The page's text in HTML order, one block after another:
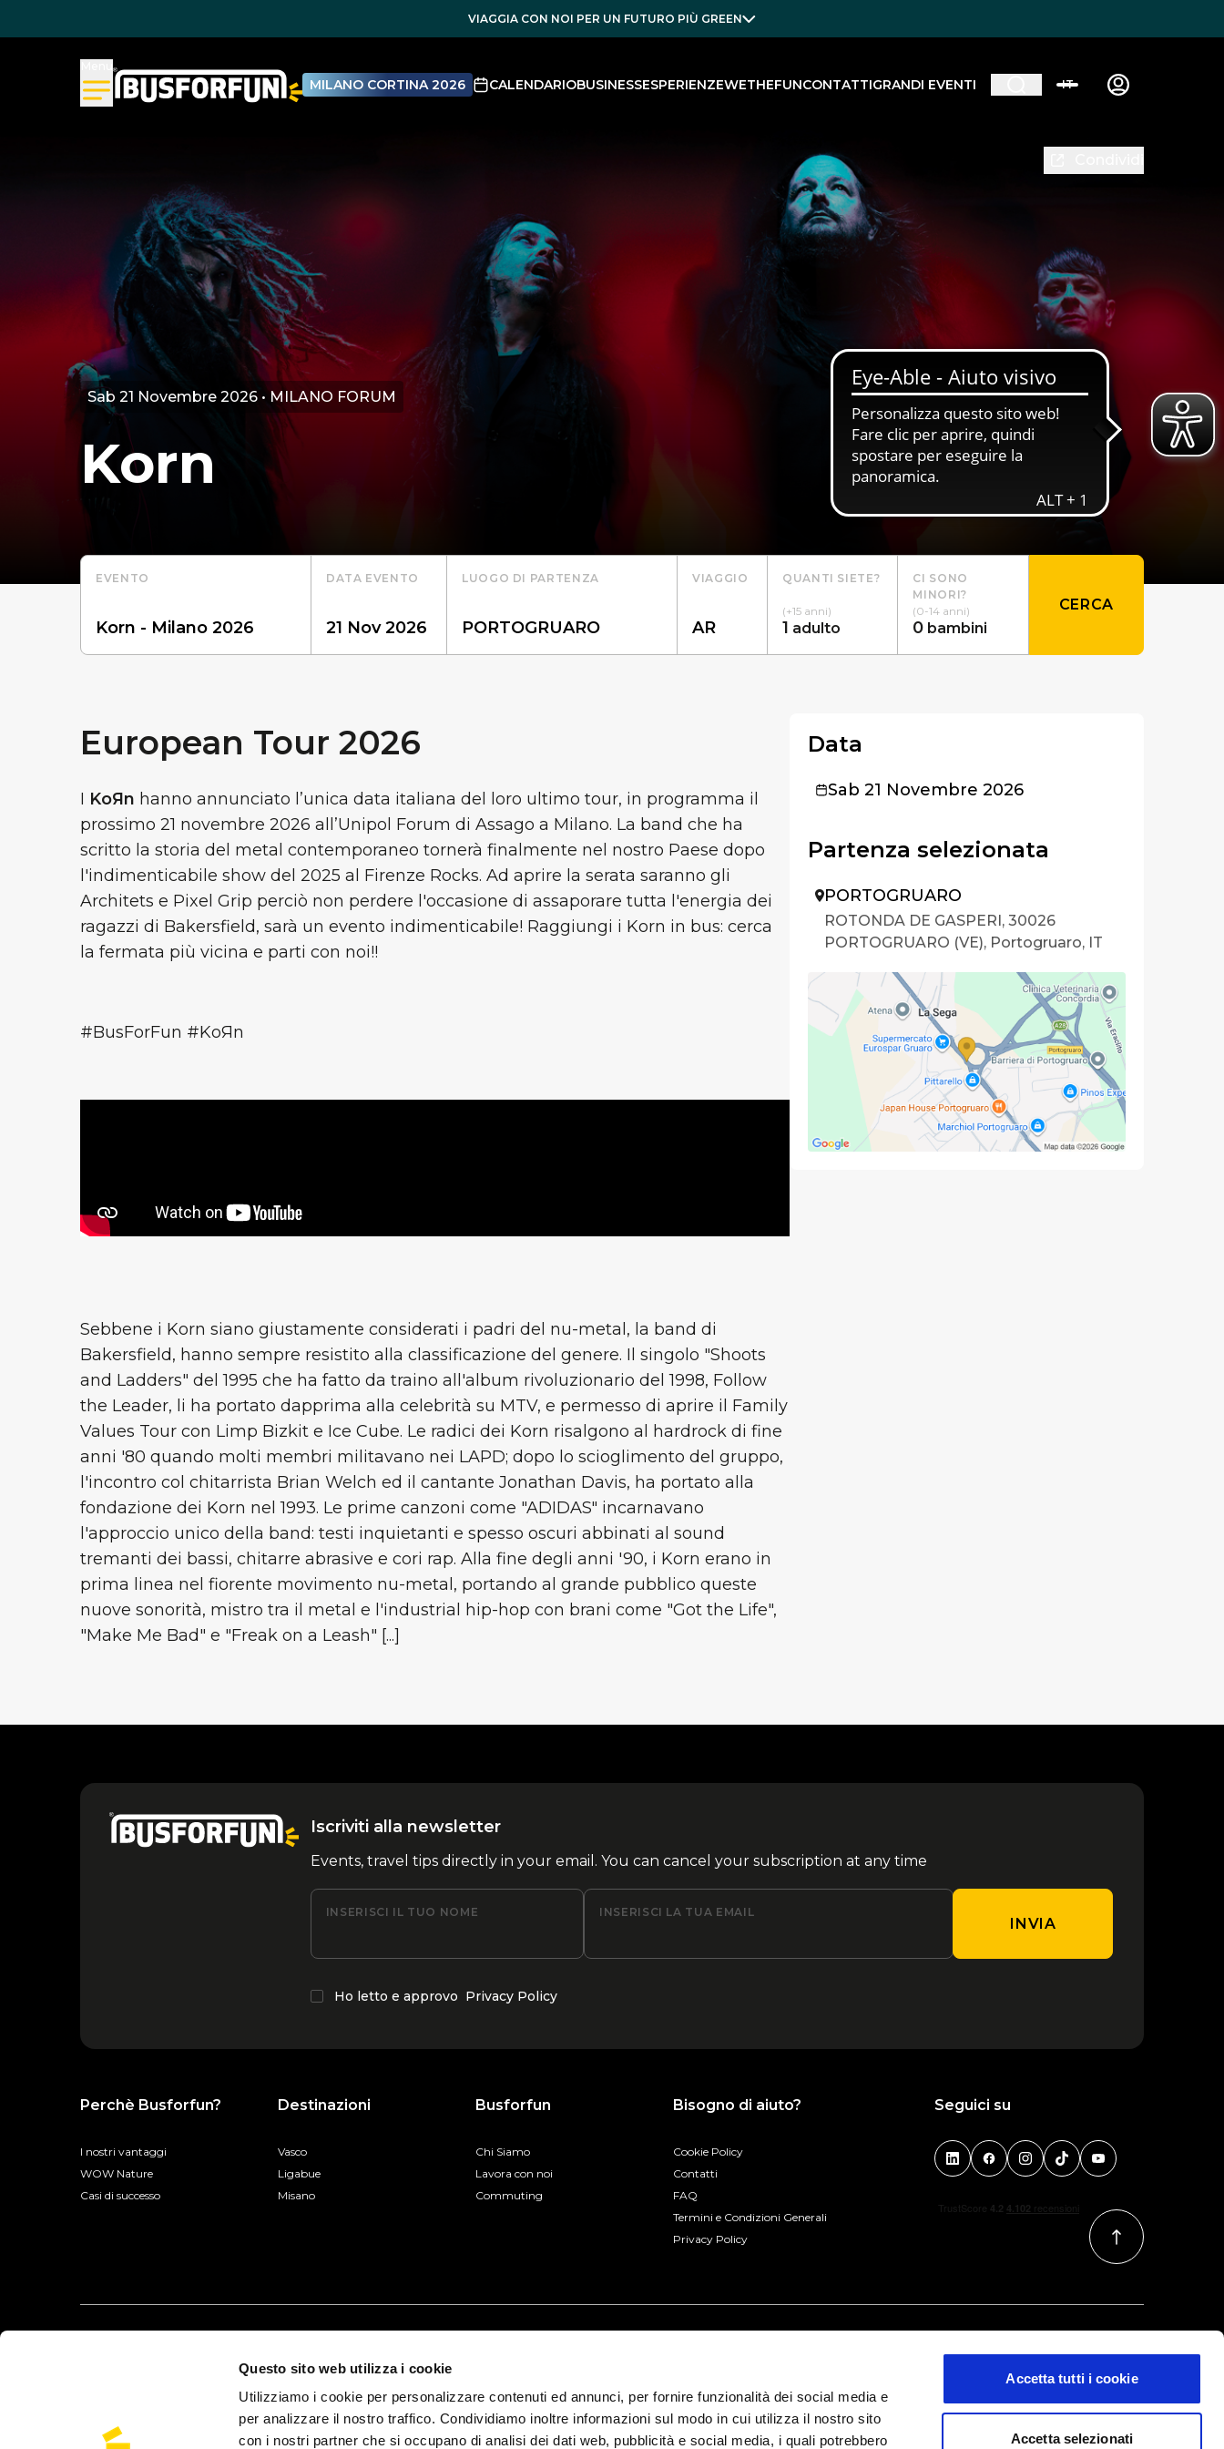
Questo sito web utilizza i cookie
Utilizziamo i cookie per personalizzare contenuti ed annunci, per fornire funzionalità dei social media e
per analizzare il nostro traffico. Condividiamo inoltre informazioni sul modo in cui utilizza il nostro sito
con i nostri partner che si occupano di analisi dei dati web, pubblicità e social media, i quali potrebbero
Accetta tutti i cookie
Accetta selezionati
VIAGGIA CON NOI PER UN FUTURO PIÙ GREEN
MILANO CORTINA 2026 CALENDARIOBUSINESSESPERIENZEWETHEFUNCONTATTIGRANDI EVENTI IT
Sab 21 Novembre 2026 • MILANO FORUM
Korn
EVENTO DATA EVENTO LUOGO DI PARTENZA VIAGGIO QUANTI SIETE?
(+15 anni)
1 adulto
CI SONO
MINORI?
(0-14 anni)
0 bambini
CERCA
European Tour 2026
I KoЯn hanno annunciato l’unica data italiana del loro ultimo tour, in programma il
prossimo 21 novembre 2026 all’Unipol Forum di Assago a Milano. La band che ha
scritto la storia del metal contemporaneo tornerà finalmente nel nostro Paese dopo
l'indimenticabile show del 2025 al Firenze Rocks. Ad aprire la serata saranno gli
Architets e Pixel Grip perciò non perdere l'occasione di assaporare tutta l'energia dei
ragazzi di Bakersfield, sarà un evento indimenticabile! Raggiungi i Korn in bus: cerca
la fermata più vicina e parti con noi!!
#BusForFun #KoЯn
Sebbene i Korn siano giustamente considerati i padri del nu-metal, la band di
Bakersfield, hanno sempre resistito alla classificazione del genere. Il singolo "Shoots
and Ladders" del 1995 che ha fatto da traino all'album rivoluzionario del 1998, Follow
the Leader, li ha portato dapprima alla celebrità su MTV, e permesso di aprire il Family
Values ​​Tour con Limp Bizkit e Ice Cube. Le radici dei Korn risalgono al hardrock di fine
anni '80 quando molti membri militavano nei LAPD; dopo lo scioglimento del gruppo,
l'incontro col chitarrista Brian Welch ed il cantante Jonathan Davis, ha portato alla
fondazione dei Korn nel 1993. Le prime canzoni come "ADIDAS" incarnavano
l'approccio unico della band: testi inquietanti e spesso oscuri abbinati al sound
tremanti dei bassi, chitarre abrasive e cori rap. Alla fine degli anni '90, i Korn erano in
prima linea nel fiorente movimento nu-metal, portando al grande pubblico queste
nuove sonorità, mistro tra il metal e l'industrial hip-hop con brani come "Got the Life",
"Make Me Bad" e "Freak on a Leash" [...]
Data
Sab 21 Novembre 2026
Partenza selezionata
PORTOGRUARO
ROTONDA DE GASPERI, 30026
PORTOGRUARO (VE), Portogruaro, IT
Iscriviti alla newsletter
Events, travel tips directly in your email. You can cancel your subscription at any time
INSERISCI IL TUO NOME INSERISCI LA TUA EMAIL
INVIA
Ho letto e approvo Privacy Policy
Perchè Busforfun?
I nostri vantaggi
WOW Nature
Casi di successo
Destinazioni
Vasco
Ligabue
Misano
Busforfun
Chi Siamo
Lavora con noi
Commuting
Bisogno di aiuto?
Cookie Policy
Contatti
FAQ
Termini e Condizioni Generali
Privacy Policy
Seguici su